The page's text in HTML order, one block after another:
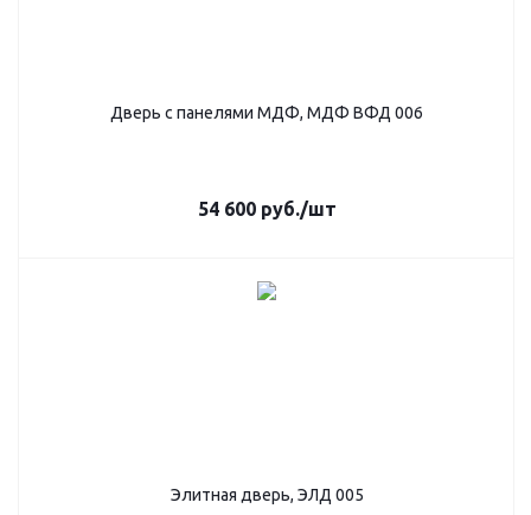
Дверь с панелями МДФ, МДФ ВФД 006
54 600руб./шт
Элитная дверь, ЭЛД 005